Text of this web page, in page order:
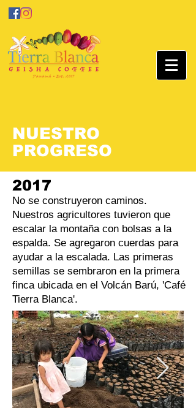
NUESTRO
PROGRESO
2017
No se construyeron caminos.
Nuestros agricultores tuvieron que
escalar la montaña con bolsas a la
espalda. Se agregaron cuerdas para
ayudar a la escalada. Las primeras
semillas se sembraron en la primera
finca ubicada en el Volcán Barú, 'Café
Tierra Blanca'.